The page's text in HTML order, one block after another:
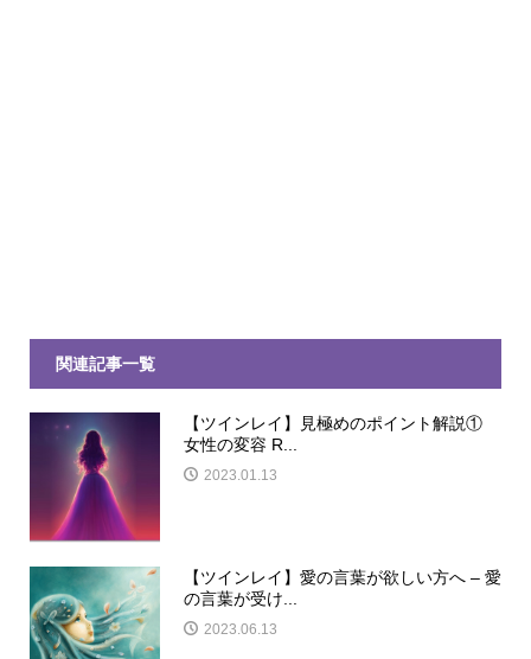
関連記事一覧
【ツインレイ】見極めのポイント解説①
女性の変容 R...
2023.01.13
【ツインレイ】愛の言葉が欲しい方へ – 愛
の言葉が受け...
2023.06.13